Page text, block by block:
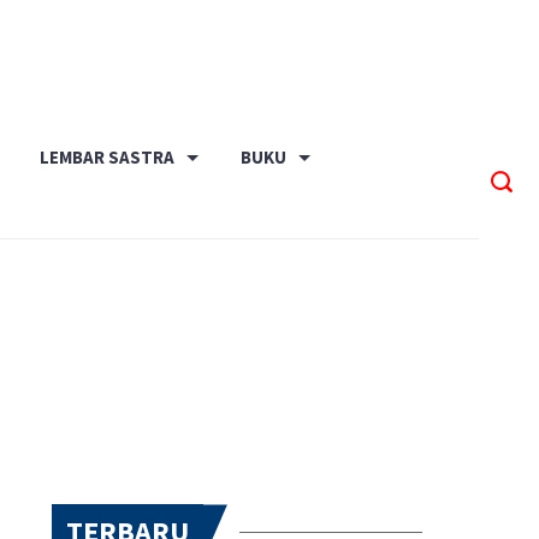
LEMBAR SASTRA BUKU